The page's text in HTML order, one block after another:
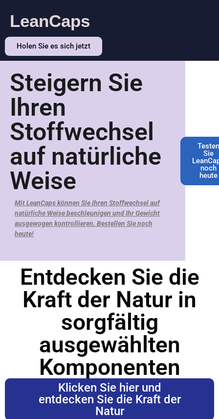
LeanCaps
Holen Sie es sich jetzt
Steigern Sie
Ihren
Stoffwechsel
auf natürliche
Weise
Mit LeanCaps können Sie Ihren Stoffwechsel auf
natürliche Weise beschleunigen und Ihr Gewicht
ausgewogen kontrollieren. Bestellen Sie noch
heute!
Testen
Sie
noch
heute
Entdecken Sie die
Kraft der Natur in
sorgfältig
ausgewählten
Komponenten
Klicken Sie hier und
entdecken Sie die Kraft der
Natur